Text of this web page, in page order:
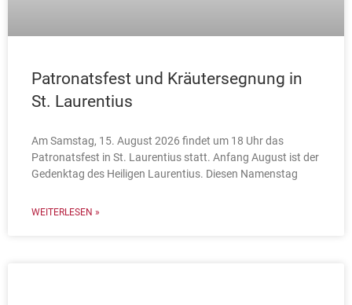
Patronatsfest und Kräutersegnung in
St. Laurentius
Am Samstag, 15. August 2026 findet um 18 Uhr das
Patronatsfest in St. Laurentius statt. Anfang August ist der
Gedenktag des Heiligen Laurentius. Diesen Namenstag
WEITERLESEN »